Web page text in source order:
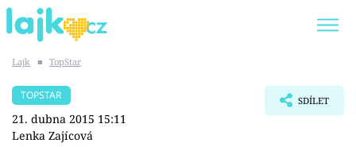
SHOPAHOLICADEL
Lajk ■ TopStar
TOPSTAR
21. dubna 2015 15:11
Lenka Zajícová
SDÍLET